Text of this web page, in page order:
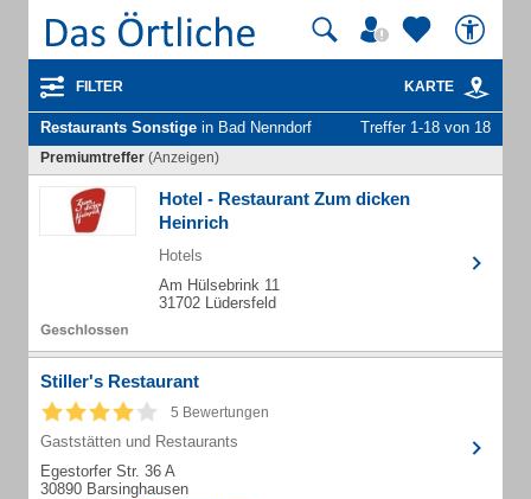
FILTER KARTE
Restaurants Sonstige in Bad Nenndorf Treffer 1-18 von 18
Premiumtreffer (Anzeigen)
Hotel - Restaurant Zum dicken
Heinrich
Hotels
Am Hülsebrink 11
31702 Lüdersfeld
Stiller's Restaurant
5 Bewertungen
Gaststätten und Restaurants
Egestorfer Str. 36 A
30890 Barsinghausen